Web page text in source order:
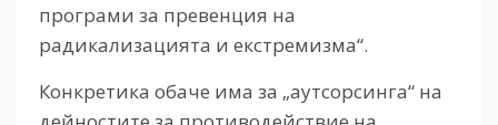
програми за превенция на
радикализацията и екстремизма“.
Конкретика обаче има за „аутсорсинга“ на